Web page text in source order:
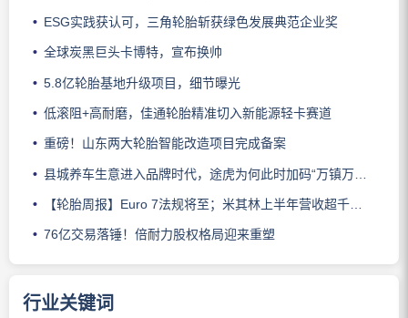
ESG实践获认可，三角轮胎斩获绿色发展典范企业奖
全球炭黑巨头卡博特，宣布换帅
5.8亿轮胎基地升级项目，细节曝光
低滚阻+高耐磨，佳通轮胎精准切入新能源轻卡赛道
重磅！山东两大轮胎智能改造项目完成备案
县城养车生意进入品牌时代，途虎为何此时加码“万镇万店”？
【轮胎周报】Euro 7法规将至；米其林上半年营收超千亿；倍耐力上半年盈利稳增；龙星炭黑斩获欧洲近万吨订单
76亿交易落锤！倍耐力股权格局迎来重塑
行业关键词